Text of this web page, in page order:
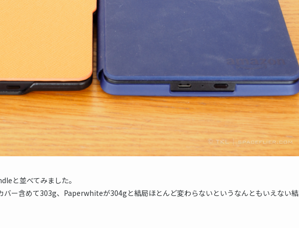
と並べてみました。
バー含めて303g、Paperwhiteが304gと結局ほとんど変わらないというなんともいえない結